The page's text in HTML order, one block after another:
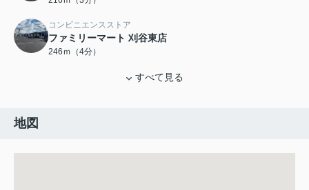
コンビニエンスストア
ファミリーマート 刈谷東店
246ｍ（4分）
すべて見る
地図